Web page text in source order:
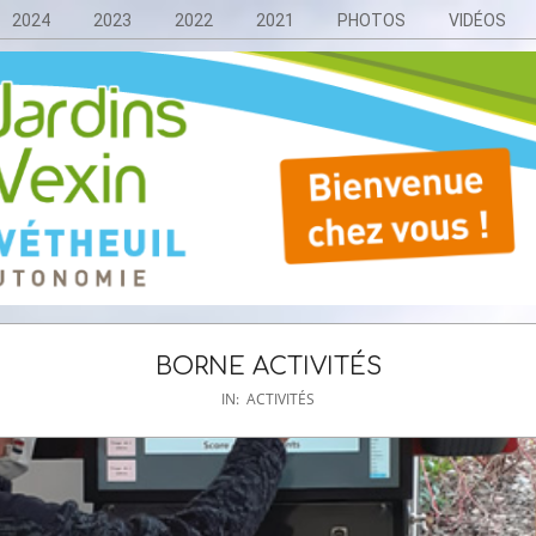
2024 2023 2022 2021 PHOTOS VIDÉOS
BORNE ACTIVITÉS
IN: ACTIVITÉS